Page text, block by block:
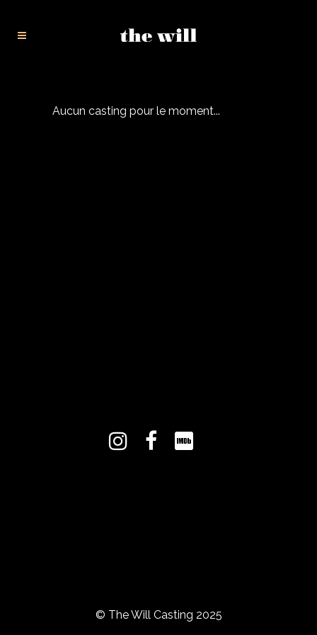
Aucun casting pour le moment...
© The Will Casting 2025